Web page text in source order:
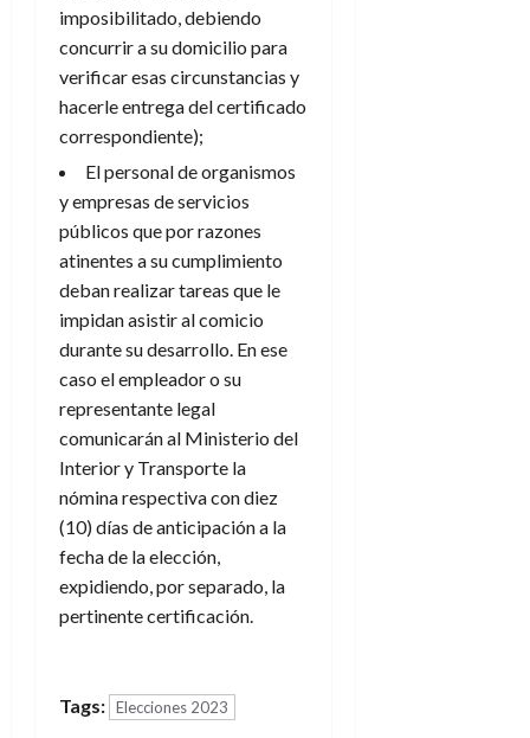
imposibilitado, debiendo
concurrir a su domicilio para
verificar esas circunstancias y
hacerle entrega del certificado
correspondiente);
El personal de organismos
y empresas de servicios
públicos que por razones
atinentes a su cumplimiento
deban realizar tareas que le
impidan asistir al comicio
durante su desarrollo. En ese
caso el empleador o su
representante legal
comunicarán al Ministerio del
Interior y Transporte la
nómina respectiva con diez
(10) días de anticipación a la
fecha de la elección,
expidiendo, por separado, la
pertinente certificación.
Tags: Elecciones 2023